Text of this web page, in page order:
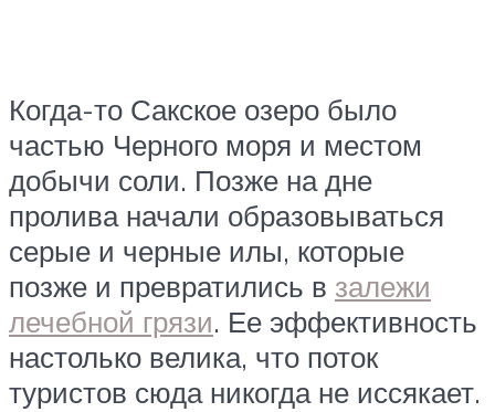
Когда-то Сакское озеро было
частью Черного моря и местом
добычи соли. Позже на дне
пролива начали образовываться
серые и черные илы, которые
позже и превратились в залежи
лечебной грязи. Ее эффективность
настолько велика, что поток
туристов сюда никогда не иссякает.